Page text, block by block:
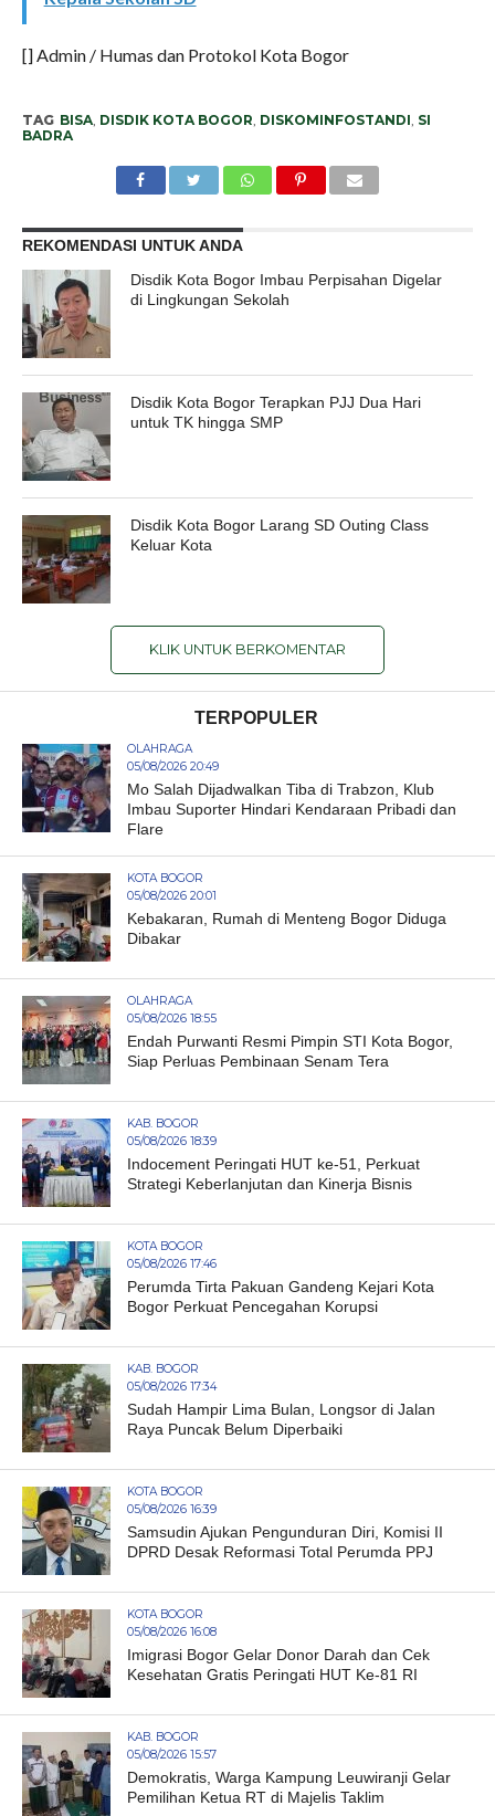
[] Admin / Humas dan Protokol Kota Bogor
TAG BISA, DISDIK KOTA BOGOR DISKOMINFOSTANDI SI
BADRA
REKOMENDASI UNTUK ANDA
Disdik Kota Bogor Imbau Perpisahan Digelar
di Lingkungan Sekolah
Disdik Kota Bogor Terapkan PJJ Dua Hari
untuk TK hingga SMP
Disdik Kota Bogor Larang SD Outing Class
Keluar Kota
KLIK UNTUK BERKOMENTAR
TERPOPULER
OLAHRAGA
05/08/2026 20:49
Mo Salah Dijadwalkan Tiba di Trabzon, Klub
Imbau Suporter Hindari Kendaraan Pribadi dan
Flare
KOTA BOGOR
05/08/2026 20:01
Kebakaran, Rumah di Menteng Bogor Diduga
Dibakar
OLAHRAGA
05/08/2026 18:55
Endah Purwanti Resmi Pimpin STI Kota Bogor,
Siap Perluas Pembinaan Senam Tera
KAB. BOGOR
05/08/2026 18:39
Indocement Peringati HUT ke-51, Perkuat
Strategi Keberlanjutan dan Kinerja Bisnis
KOTA BOGOR
05/08/2026 17:46
Perumda Tirta Pakuan Gandeng Kejari Kota
Bogor Perkuat Pencegahan Korupsi
KAB. BOGOR
05/08/2026 17:34
Sudah Hampir Lima Bulan, Longsor di Jalan
Raya Puncak Belum Diperbaiki
KOTA BOGOR
05/08/2026 16:39
Samsudin Ajukan Pengunduran Diri, Komisi II
DPRD Desak Reformasi Total Perumda PPJ
KOTA BOGOR
05/08/2026 16:08
Imigrasi Bogor Gelar Donor Darah dan Cek
Kesehatan Gratis Peringati HUT Ke-81 RI
KAB. BOGOR
05/08/2026 15:57
Demokratis, Warga Kampung Leuwiranji Gelar
Pemilihan Ketua RT di Majelis Taklim